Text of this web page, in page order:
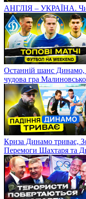
АНГЛІЯ – УКРАЇНА. Чи
Останній шанс
чудова гра
Криза Динамо триває,
Перемоги Шахтаря та